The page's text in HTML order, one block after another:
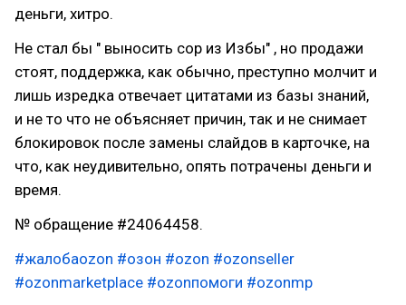
деньги, хитро.
Не стал бы " выносить сор из Избы" , но продажи
стоят, поддержка, как обычно, преступно молчит и
лишь изредка отвечает цитатами из базы знаний,
и не то что не объясняет причин, так и не снимает
блокировок после замены слайдов в карточке, на
что, как неудивительно, опять потрачены деньги и
время.
№ обращение #24064458.
#жалобаozon #озон #ozon #ozonseller
#ozonmarketplace #ozonпомоги #ozonmp